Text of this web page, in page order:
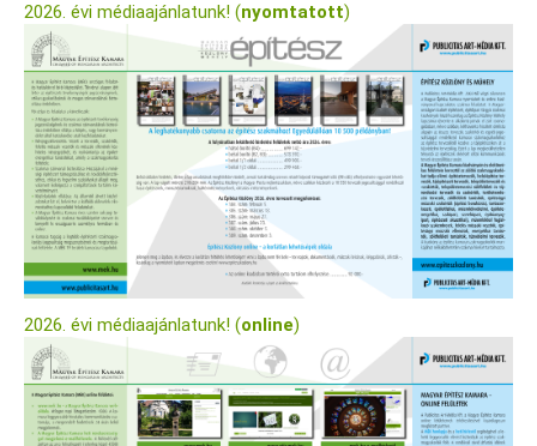
2026. évi médiaajánlatunk! (nyomtatott)
2026. évi médiaajánlatunk! (online)